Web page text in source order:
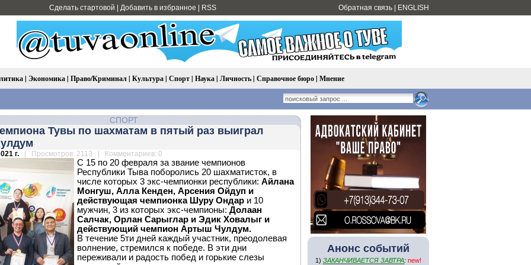
Сделать стартовой Добавить в избранное RSS Обратная связь ENGLISH
| Экономика| Право/Криминал| Культура| Спорт| Наука| Личность| Справочное бюро| Мнение
СПОРТ
Тувы по шахматам в пятый раз выиграл
г. | Просмотров: 2113 | Комментариев: 0
С 15 по 20 февраля за звание чемпионов
Республики Тыва поборолись 20 шахматисток, в
числе которых 3 экс-чемпионки республики: Айлана
Монгуш, Алла Кенден, Арсения Ойдуп и
действующая чемпионка Шуру Ондар и 10
мужчин, 3 из которых экс-чемпионы: Долаан
Салчак, Орлан Сарыглар и Эдик Ховалыг и
действующий чемпион Артыш Чулдум.
В течение 5ти дней каждый участник, преодолевая
волнение, стремился к победе. В эти дни
переживали и радость побед и горькие слезы
Анонс событий
1) ЗАКАНЧИВАЕТСЯ ЗАВТРА: new!